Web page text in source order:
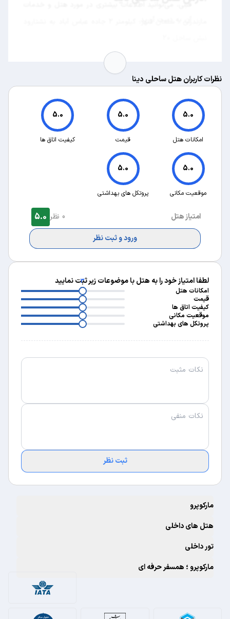
نظرات کاربران هتل ساحلی دینا
5.0
امکانات هتل
5.0
قیمت
5.0
کیفیت اتاق ها
5.0
موقعیت مکانی
5.0
پروتکل های بهداشتی
امتیاز هتل 0 نظر 5.0
ورود و ثبت نظر
لطفا امتیاز خود را به هتل با موضوعات زیر ثبت نمایید
امکانات هتل
3
قیمت
3
کیفیت اتاق ها
3
موقعیت مکانی
3
پروتکل های بهداشتی
3
ثبت نظر
مارکوپرو
هتل های داخلی
تور داخلی
مارکوپرو ؛ همسفر حرفه ای